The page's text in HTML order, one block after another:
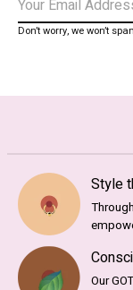
Don’t worry, we won’t
Style
Our